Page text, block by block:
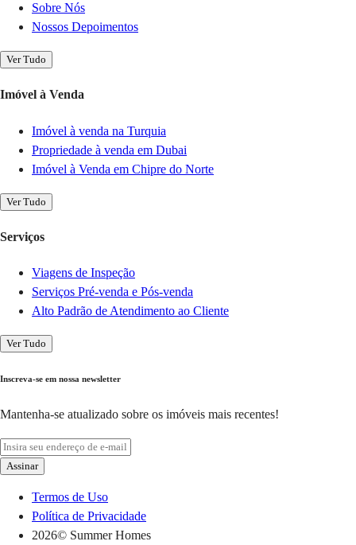
Sobre Nós
Nossos Depoimentos
Ver Tudo
Imóvel à Venda
Imóvel à venda na Turquia
Propriedade à venda em Dubai
Imóvel à Venda em Chipre do Norte
Ver Tudo
Serviços
Viagens de Inspeção
Serviços Pré-venda e Pós-venda
Alto Padrão de Atendimento ao Cliente
Ver Tudo
Inscreva-se em nossa newsletter
Mantenha-se atualizado sobre os imóveis mais recentes!
Assinar
Termos de Uso
Política de Privacidade
2026© Summer Homes